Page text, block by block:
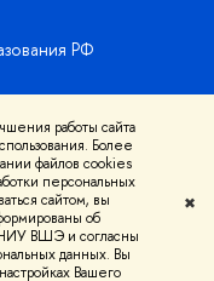
работы сайта
Более
файлов cookies
персональных
сайтом, вы
об
НИУ ВШЭ и согласны
данных. Вы
Вашего
✖
РФ
Условия
вШколе дизайна НИУ